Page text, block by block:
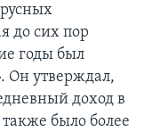
до сих пор
годы был
Он утверждал,
доход в
было более